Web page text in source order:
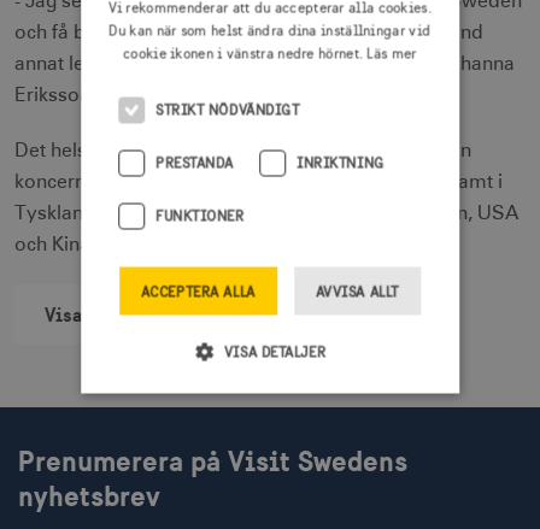
och få bidra i den fortsatta utvecklingsresan av bland
annat ledar- och medarbetarskap framåt, säger Johanna
Eriksson.
Det helstatliga aktiebolaget Visit Sweden som är en
koncern, har idag närmare 60 anställda i Sverige samt i
Tyskland, Nederländerna, Frankrike, Storbritannien, USA
och Kina.
Visa alla nyheter
Prenumerera på Visit Swedens
nyhetsbrev
Vi rekommenderar att du accepterar alla cookies.
Du kan när som helst ändra dina inställningar vid
cookie ikonen i vänstra nedre hörnet. Läs mer
STRIKT NÖDVÄNDIGT
PRESTANDA INRIKTNING
FUNKTIONER
ACCEPTERA ALLA AVVISA ALLT
VISA DETALJER
Inriktning
Funktioner